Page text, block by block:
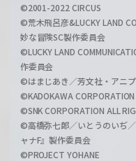
©2001-2022 CIRCUS
©荒木飛呂彦&LUCKY LAND
妙な冒険SC製作委員会
©LUCKY LAND
作委員会
©はまじあき／芳文社・アニ
©KADOKAWA
©SNK CORPORATION ALL
©高橋弥七郎／いとうのいぢ
ャナF』製作委員会
©PROJECT YOHANE